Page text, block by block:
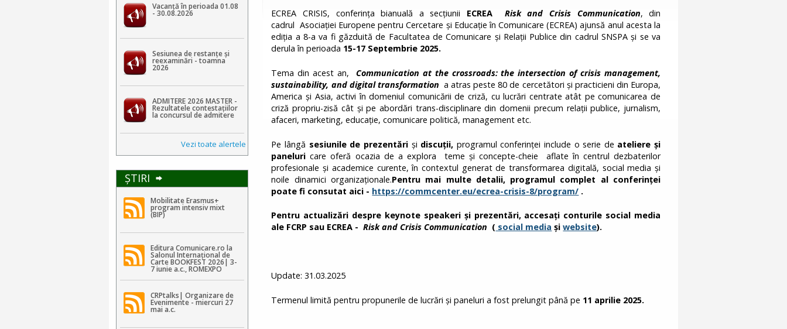
Vacanță în perioada 01.08
- 30.08.2026
Sesiunea de restanțe și
reexaminări - toamna
2026
ADMITERE 2026 MASTER -
Rezultatele contestaţiilor
la concursul de admitere
Vezi toate alertele
ŞTIRI
Mobilitate Erasmus+
program intensiv mixt
(BIP)
Editura Comunicare.ro la
Salonul Internațional de
Carte BOOKFEST 2026| 3-
7 iunie a.c., ROMEXPO
CRPtalks| Organizare de
Evenimente - miercuri 27
mai a.c.
ECREA CRISIS, conferința bianuală a secțiunii ECREA Risk and Crisis Communication, din
cadrul Asociației Europene pentru Cercetare și Educație în Comunicare (ECREA) ajunsă anul acesta la
ediția a 8-a va fi găzduită de Facultatea de Comunicare și Relații Publice din cadrul SNSPA și se va
derula în perioada 15-17 Septembrie 2025.
Tema din acest an, Communication at the crossroads: the intersection of crisis management,
sustainability, and digital transformation a atras peste 80 de cercetători și practicieni din Europa,
America și Asia, activi în domeniul comunicării de criză, cu lucrări centrate atât pe comunicarea de
criză propriu-zisă cât și pe abordări trans-disciplinare din domenii precum relații publice, jurnalism,
afaceri, marketing, educație, comunicare politică, management etc.
Pe lângă sesiunile de prezentăriși discuții, programul conferinței include o serie de ateliere și
paneluri care oferă ocazia de a explora teme și concepte-cheie aflate în centrul dezbaterilor
profesionale și academice curente, în contextul generat de transformarea digitală, social media și
noile dinamici organizaționale.Pentru mai multe detalii, programul complet al conferinței
poate fi consutat aici - https://commcenter.eu/ecrea-crisis-8/program/ .
Pentru actualizări despre keynote speakeri și prezentări, accesați conturile social media
ale FCRP sau ECREA - Risk and Crisis Communication ( social media șiwebsite).
Update: 31.03.2025
Termenul limită pentru propunerile de lucrări și paneluri a fost prelungit până pe 11 aprilie 2025.